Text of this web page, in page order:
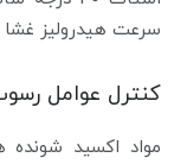
سرعت هیدرولیز
کنترل عوامل
مواد اکسید شونده